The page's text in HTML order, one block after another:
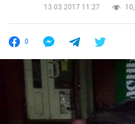
13.03.2017 11:27
0